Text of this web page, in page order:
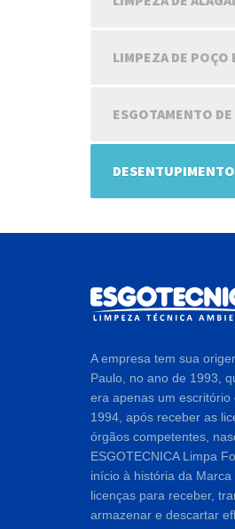
LIMPEZA DE POÇO
ESGOTAMENTO
DESENTUPIMENTO
A empresa tem sua
Paulo, no ano de 1993,
era apenas um escritório
1994, após receber as
órgãos competentes,
ESGOTECNICA Limpa
início à história da
licenças para receber,
armazenar e descartar